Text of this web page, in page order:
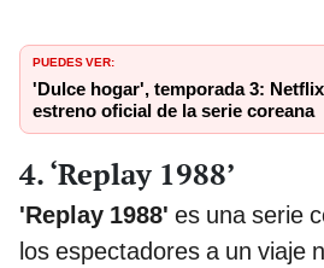
PUEDES VER:
'Dulce hogar', temporada 3:
estreno oficial de la serie coreana
4. ‘Replay 1988’
'Replay 1988' es una serie
los espectadores a un viaje